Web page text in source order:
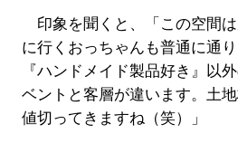
印象を聞くと、「この空間
に行くおっちゃんも普通に通
『ハンドメイド製品好き』以
ベントと客層が違います。土
値切ってきますね（笑）」